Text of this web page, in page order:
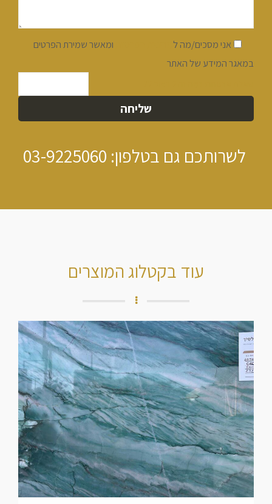
אני מסכים/מה ל
ומאשר שמירת הפרטים
במאגר המידע של האתר
לשרותכם גם בטלפון: 03-9225060
עוד בקטלוג המוצרים